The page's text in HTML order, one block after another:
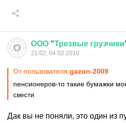
О ООО "Трезвые грузчики
21:02, 04.02.2010
От пользователя gazon-2009
пенсионеров-то такие бумажки
свести
Дак вы не поняли, это один из